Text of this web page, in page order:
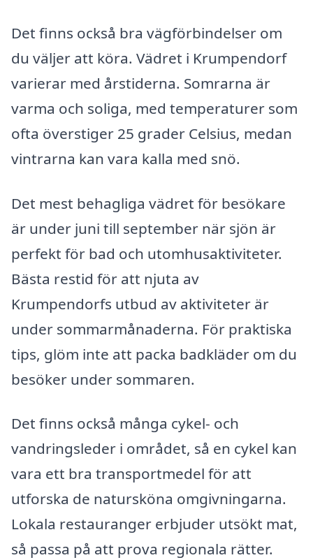
Det finns också bra vägförbindelser om
du väljer att köra. Vädret i Krumpendorf
varierar med årstiderna. Somrarna är
varma och soliga, med temperaturer som
ofta överstiger 25 grader Celsius, medan
vintrarna kan vara kalla med snö.
Det mest behagliga vädret för besökare
är under juni till september när sjön är
perfekt för bad och utomhusaktiviteter.
Bästa restid för att njuta av
Krumpendorfs utbud av aktiviteter är
under sommarmånaderna. För praktiska
tips, glöm inte att packa badkläder om du
besöker under sommaren.
Det finns också många cykel- och
vandringsleder i området, så en cykel kan
vara ett bra transportmedel för att
utforska de natursköna omgivningarna.
Lokala restauranger erbjuder utsökt mat,
så passa på att prova regionala rätter.